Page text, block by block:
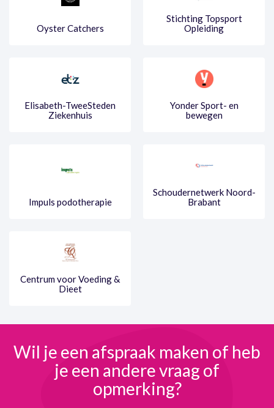
Oyster Catchers
Stichting Topsport
Opleiding
Elisabeth-TweeSteden
Ziekenhuis
Yonder Sport- en
bewegen
Impuls podotherapie
Schoudernetwerk Noord-
Brabant
Centrum voor Voeding &
Dieet
Wil je een afspraak maken of heb
je een anderevraag of
opmerking?